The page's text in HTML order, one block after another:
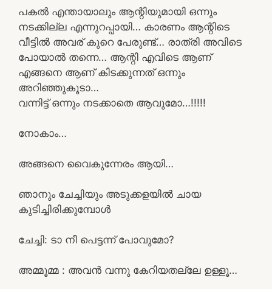
പകൽ എന്തായാലും ആന്റിയുമായി ഒന്നും
നടക്കില്ല എന്നുറപ്പായി… കാരണം ആന്റിടെ
വീട്ടിൽ അവര് കുറെ പേരുണ്ട്… രാത്രി അവിടെ
പോയാൽ തന്നെ… ആന്റി എവിടെ ആണ്
എങ്ങനെ ആണ് കിടക്കുന്നത് ഒന്നും
അറിഞ്ഞുകൂടാ…
വന്നിട്ട് ഒന്നും നടക്കാതെ ആവുമോ…!!!!!
നോകാം…
അങ്ങനെ വൈകുന്നേരം ആയി…
ഞാനും ചേച്ചിയും അടുക്കളയിൽ ചായ
കുടിച്ചിരിക്കുമ്പോൾ
ചേച്ചി: ടാ നീ പെട്ടന്ന് പോവുമോ?
അമ്മൂമ്മ : അവൻ വന്നു കേറിയതല്ലേ ഉള്ളൂ…